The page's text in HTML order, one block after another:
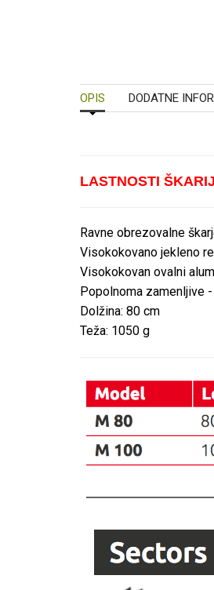
OPIS DODATNE
LASTNOSTI
Ravne obrezovalne
Visokokovano jekleno
Visokokovan ovalni
Popolnoma zamenljive
Dolžina: 80 cm
Teža: 1050 g